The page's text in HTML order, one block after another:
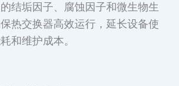
结垢因子、腐蚀因子和微生物生
热交换器高效运行，延长设备使
和维护成本。